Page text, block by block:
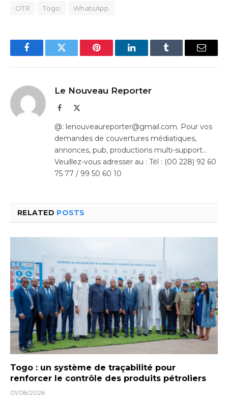
OTR Togo WhatsApp
FacebookTwitter Pinterest LinkedInTumblr Email
Le Nouveau Reporter
Facebook
@: lenouveaureporter@gmail.com. Pour vos
demandes de couvertures médiatiques,
annonces, pub, productions multi-support…
Veuillez-vous adresser au : Tél : (00 228) 92 60
75 77 / 99 50 60 10
RELATED POSTS
Togo : un système de traçabilité pour
renforcer le contrôle des produits pétroliers
01/08/2026